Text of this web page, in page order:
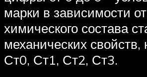
марки в зависимости от
химического состава
механических свойств,
Ст0, Ст1, Ст2, Ст3.